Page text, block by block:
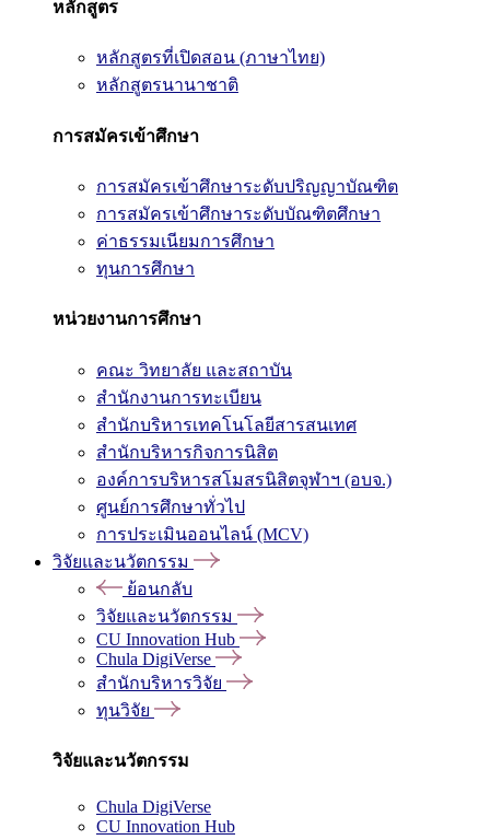
หลักสูตร
หลักสูตรที่เปิดสอน (ภาษาไทย)
หลักสูตรนานาชาติ
การสมัครเข้าศึกษา
การสมัครเข้าศึกษาระดับปริญญาบัณฑิต
การสมัครเข้าศึกษาระดับบัณฑิตศึกษา
ค่าธรรมเนียมการศึกษา
ทุนการศึกษา
หน่วยงานการศึกษา
คณะ วิทยาลัย และสถาบัน
สำนักงานการทะเบียน
สำนักบริหารเทคโนโลยีสารสนเทศ
สำนักบริหารกิจการนิสิต
องค์การบริหารสโมสรนิสิตจุฬาฯ (อบจ.)
ศูนย์การศึกษาทั่วไป
การประเมินออนไลน์ (MCV)
วิจัยและนวัตกรรม
ย้อนกลับ
วิจัยและนวัตกรรม
CU Innovation Hub
Chula DigiVerse
สำนักบริหารวิจัย
ทุนวิจัย
วิจัยและนวัตกรรม
Chula DigiVerse
CU Innovation Hub